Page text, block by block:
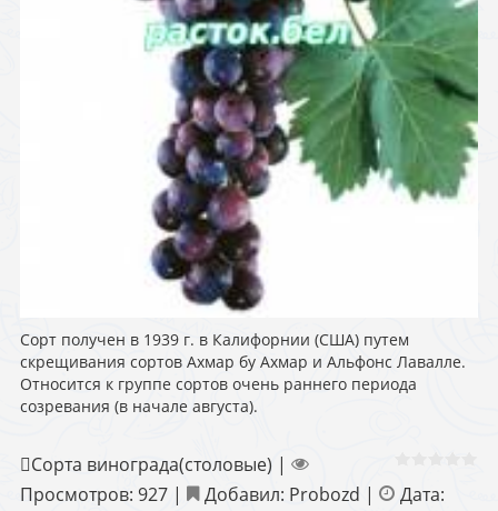
Сорт получен в 1939 г. в Калифорнии (США) путем
скрещивания сортов Ахмар бу Ахмар и Альфонс Лавалле.
Относится к группе сортов очень раннего периода
созревания (в начале августа).
Сорта винограда(столовые) |
Просмотров: 927 | Добавил: Probozd |
Дата: